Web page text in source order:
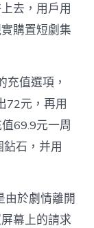
去，用戶用
購置短劇集
值選項，
72元，再用
69.9元一周
石，并用
由於劇情離開
幕上的請求